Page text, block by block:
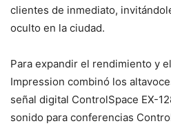
clientes de inmediato,
oculto en la ciudad.
Para expandir el rendimiento y
Impression combinó los
señal digital ControlSpace EX-
sonido para conferencias